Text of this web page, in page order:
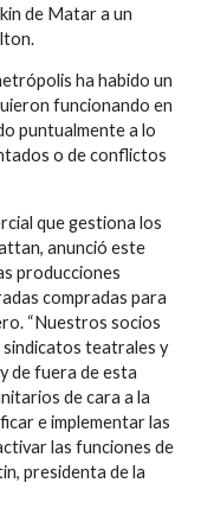
de Matar a un
ha habido un
funcionando en
puntualmente a lo
o de conflictos
que gestiona los
anunció este
producciones
compradas para
“Nuestros socios
teatrales y
de fuera de esta
de cara a la
e implementar las
las funciones de
presidenta de la